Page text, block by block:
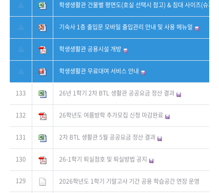
학생생활관 건물별 평면도(호실 선택시 참고) & 침대 사이즈(슈퍼
기숙사 1층 출입문 모바일 출입관리 안내 및 사용 메뉴얼
학생생활관 공용시설 개방
학생생활관 무료대여 서비스 안내
133 26년 1학기 2차 BTL 생활관 공공요금 정산 결과
132 26학년도 여름방학 추가모집 신청 마감완료
131 2차 BTL 생활관 5월 공공요금 정산 결과
130 26-1학기 퇴실점호 및 퇴실방법 공지
129 2026학년도 1학기 기말고사 기간 공용 학습공간 연장 운영